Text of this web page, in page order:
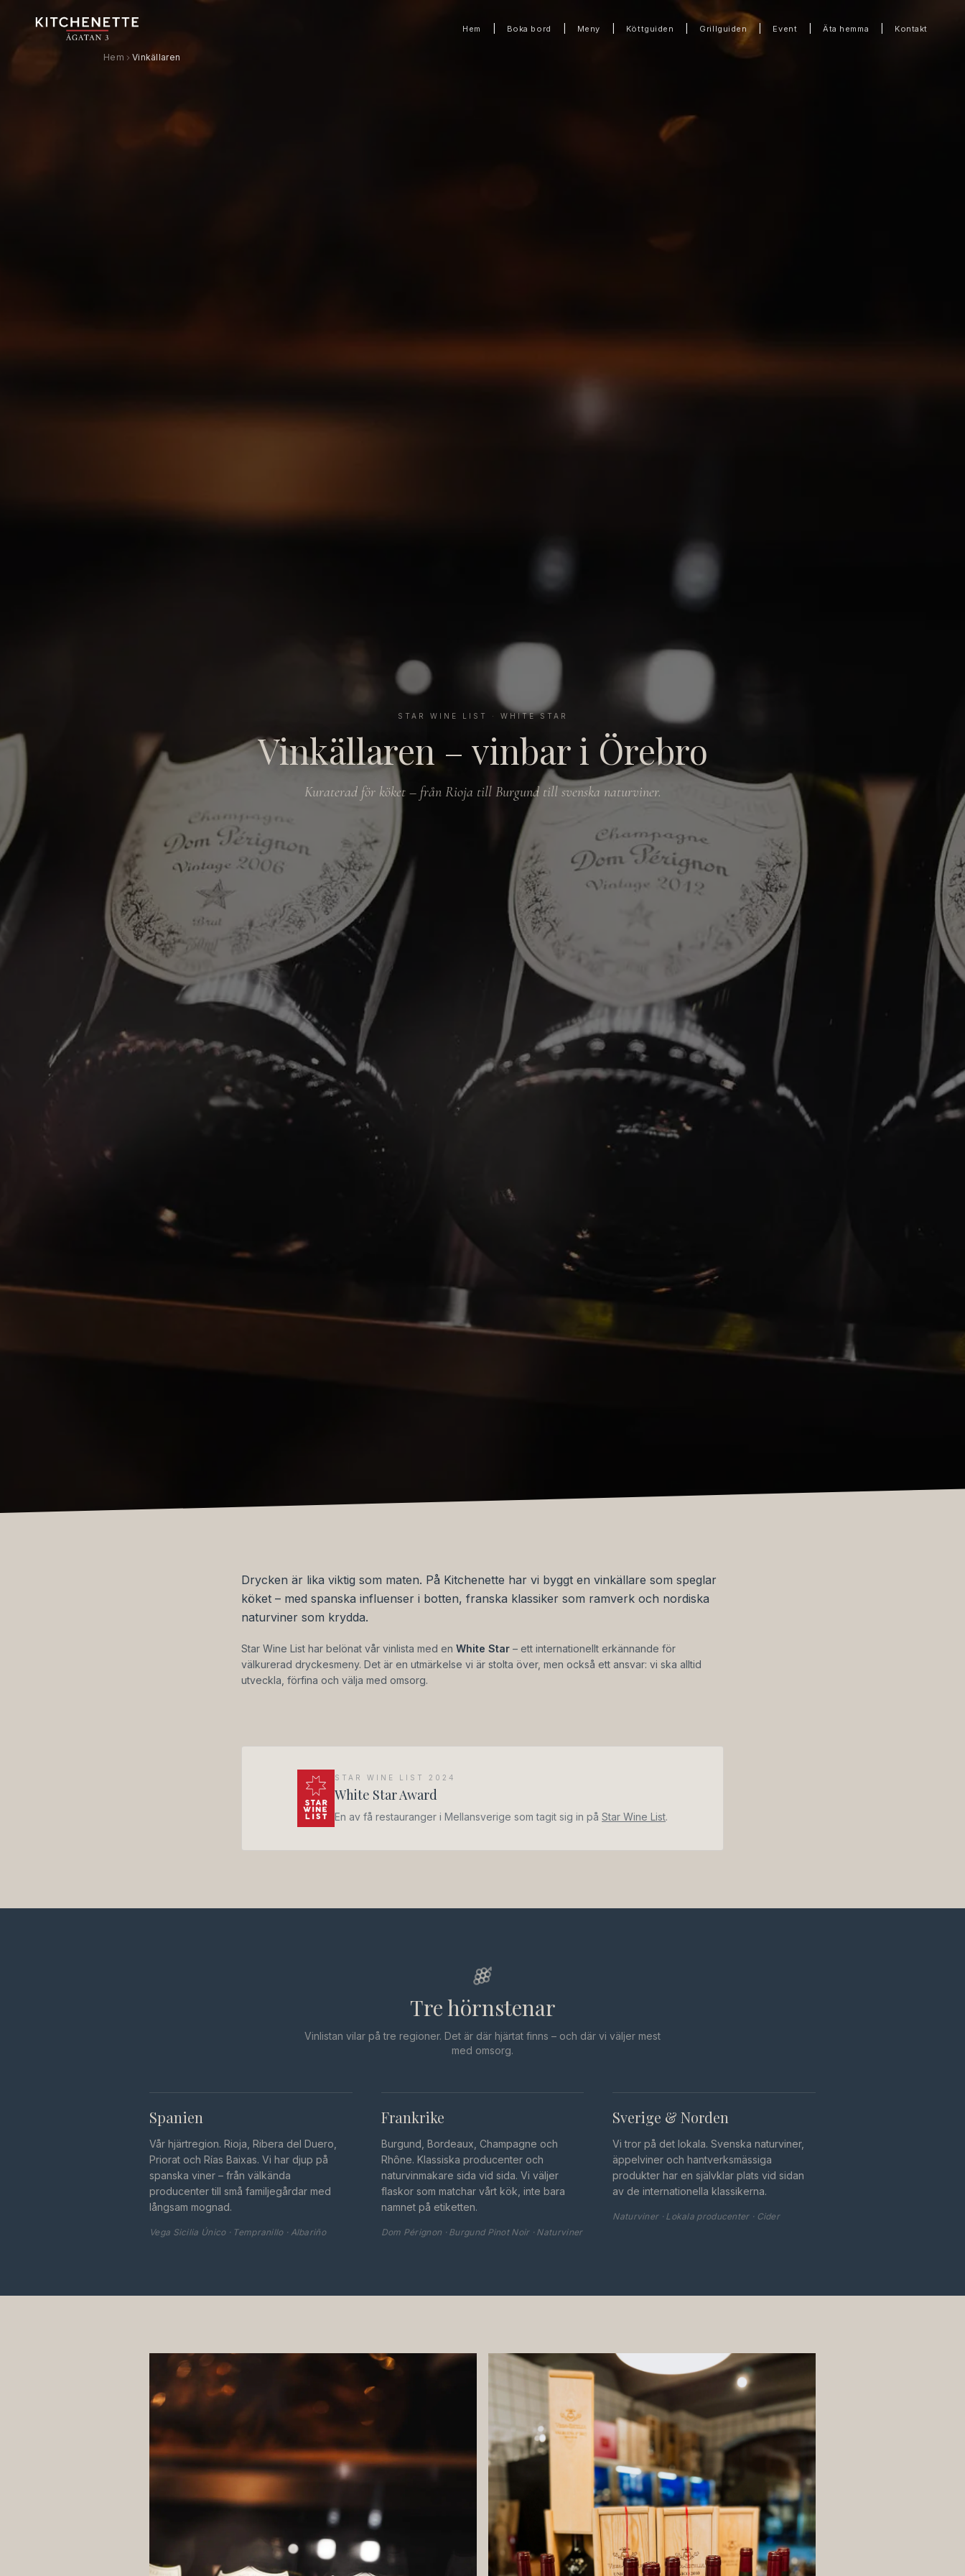
Hem Boka bord Meny Köttguiden Grillguiden Event Äta hemma Kontakt
Hem Vinkällaren
STAR WINE LIST · WHITE STAR
Vinkällaren – vinbar i Örebro
Kuraterad för köket – från Rioja till Burgund till svenska naturviner.
Drycken är lika viktig som maten. På Kitchenette har vi byggt en vinkällare som speglar
köket – med spanska influenser i botten, franska klassiker som ramverk och nordiska
naturviner som krydda.
Star Wine List har belönat vår vinlista med en White Star – ett internationellt erkännande för
välkurerad dryckesmeny. Det är en utmärkelse vi är stolta över, men också ett ansvar: vi ska alltid
utveckla, förfina och välja med omsorg.
STAR WINE LIST 2024
White Star Award
En av få restauranger i Mellansverige som tagit sig in på Star Wine List.
Tre hörnstenar
Vinlistan vilar på tre regioner. Det är där hjärtat finns – och där vi väljer mest
med omsorg.
Spanien
Vår hjärtregion. Rioja, Ribera del Duero,
Priorat och Rías Baixas. Vi har djup på
spanska viner – från välkända
producenter till små familjegårdar med
långsam mognad.
Vega Sicilia Único · Tempranillo · Albariño
Frankrike
Burgund, Bordeaux, Champagne och
Rhône. Klassiska producenter och
naturvinmakare sida vid sida. Vi väljer
flaskor som matchar vårt kök, inte bara
namnet på etiketten.
Dom Pérignon · Burgund Pinot Noir · Naturviner
Sverige & Norden
Vi tror på det lokala. Svenska naturviner,
äppelviner och hantverksmässiga
produkter har en självklar plats vid sidan
av de internationella klassikerna.
Naturviner · Lokala producenter · Cider